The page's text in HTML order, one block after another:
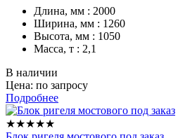
Длина, мм : 2000
Ширина, мм : 1260
Высота, мм : 1050
Масса, т : 2,1
В наличии
Цена: по запросу
Подробнее
★★★★★